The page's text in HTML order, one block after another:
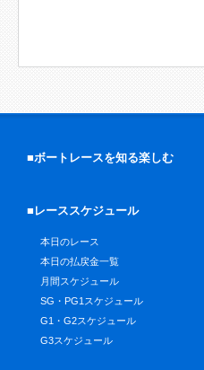
■ボートレースを知る楽しむ
■レーススケジュール
本日のレース
本日の払戻金一覧
月間スケジュール
SG・PG1スケジュール
G1・G2スケジュール
G3スケジュール